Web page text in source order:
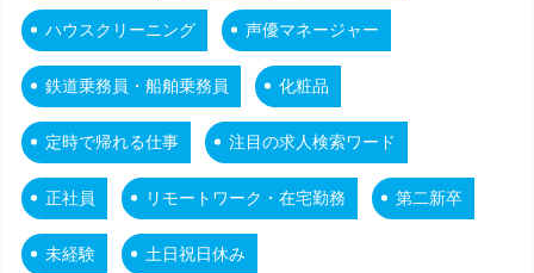
ハウスクリーニング 声優マネージャー
鉄道乗務員・船舶乗務員 化粧品
定時で帰れる仕事 注目の求人検索ワード
正社員 リモートワーク・在宅勤務 第二新卒
未経験 土日祝日休み